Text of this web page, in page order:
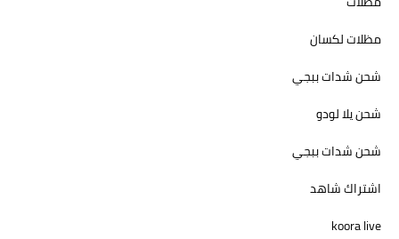
مظلات لكسان
شحن شدات ببجي
شحن يلا لودو
شحن شدات ببجي
اشتراك شاهد
koora live